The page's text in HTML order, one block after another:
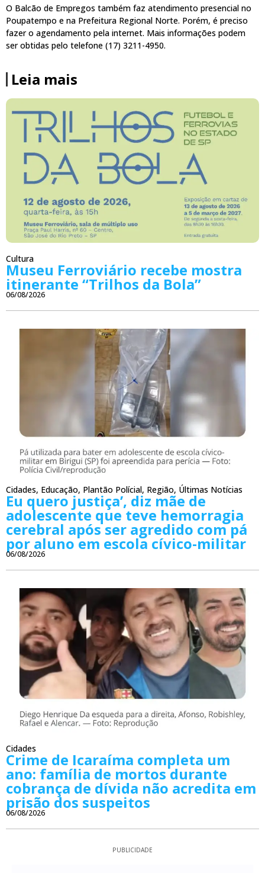
O Balcão de Empregos também faz atendimento presencial no
Poupatempo e na Prefeitura Regional Norte. Porém, é preciso
fazer o agendamento pela internet. Mais informações podem
ser obtidas pelo telefone (17) 3211-4950.
Leia mais
Cultura
Museu Ferroviário recebe mostra
itinerante “Trilhos da Bola”
06/08/2026
Cidades, Educação, Plantão Polícial, Região, Últimas Notícias
Eu quero justiça’, diz mãe de
adolescente que teve hemorragia
cerebral após ser agredido com pá
por aluno em escola cívico-militar
06/08/2026
Cidades
Crime de Icaraíma completa um
ano: família de mortos durante
cobrança de dívida não acredita em
prisão dos suspeitos
06/08/2026
PUBLICIDADE